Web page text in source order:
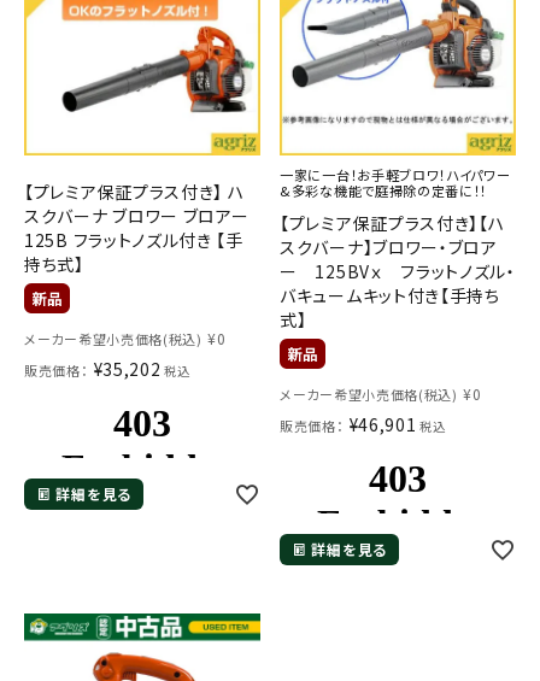
メールでのお問い合わせ
info@agriz.net
FAXでのご注文
0739-72-453224時間受付
【プレミア保証プラス付き】 ハ
スクバーナ ブロワー ブロアー
125B フラットノズル付き 【手
持ち式】
メーカー希望小売価格(税込) ¥0
販売価格： ¥35,202 税込
詳細を見る
一家に一台！お手軽ブロワ！ハイパワー
&多彩な機能で庭掃除の定番に！！
【プレミア保証プラス付き】【ハ
スクバーナ】ブロワー・ブロア
ー 125BVｘ フラットノズル・
バキュームキット付き【手持ち
式】
メーカー希望小売価格(税込) ¥0
販売価格： ¥46,901 税込
詳細を見る